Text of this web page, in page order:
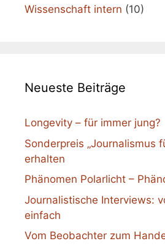
Wissenschaft intern (10)
Neueste Beiträge
Longevity – für immer jung?
Sonderpreis „Journalismus
erhalten
Phänomen Polarlicht –
Journalistische Interviews:
einfach
Vom Beobachter zum